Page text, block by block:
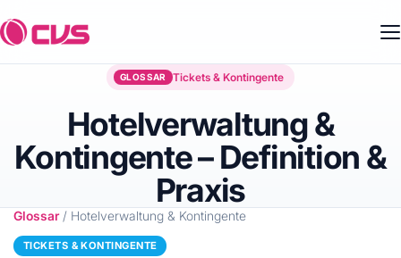
GLOSSAR Tickets & Kontingente
Hotelverwaltung &
Kontingente – Definition &
Praxis
Glossar/ Hotelverwaltung & Kontingente
TICKETS & KONTINGENTE